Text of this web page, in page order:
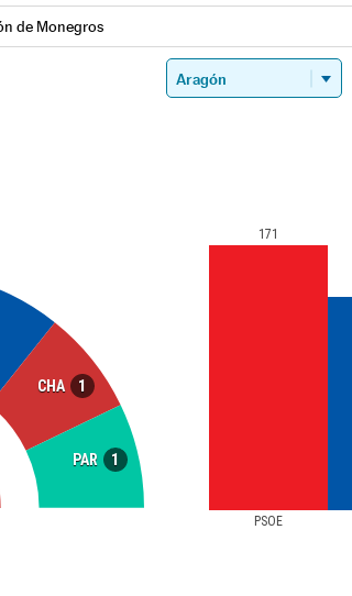
de Monegros
CHA 1
PAR 1
PSOE
171